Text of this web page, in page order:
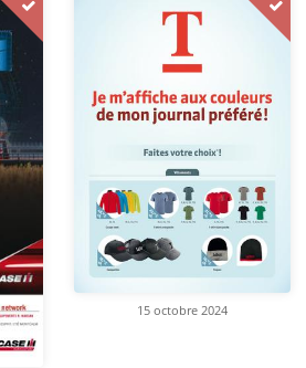
15 octobre 2024